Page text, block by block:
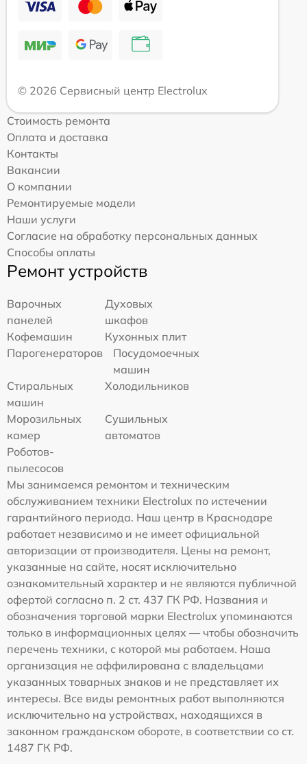
© 2026 Сервисный центр Electrolux
Стоимость ремонта
Оплата и доставка
Контакты
Вакансии
О компании
Ремонтируемые модели
Наши услуги
Согласие на обработку персональных данных
Способы оплаты
Ремонт устройств
Варочных
панелей
Духовых
шкафов
Кофемашин
Кухонных плит
Парогенераторов
Посудомоечных
машин
Стиральных
машин
Холодильников
Морозильных
камер
Сушильных
автоматов
Роботов-
пылесосов
Мы занимаемся ремонтом и техническим
обслуживанием техники Electrolux по истечении
гарантийного периода. Наш центр в Краснодаре
работает независимо и не имеет официальной
авторизации от производителя. Цены на ремонт,
указанные на сайте, носят исключительно
ознакомительный характер и не являются публичной
офертой согласно п. 2 ст. 437 ГК РФ. Названия и
обозначения торговой марки Electrolux упоминаются
только в информационных целях — чтобы обозначить
перечень техники, с которой мы работаем. Наша
организация не аффилирована с владельцами
указанных товарных знаков и не представляет их
интересы. Все виды ремонтных работ выполняются
исключительно на устройствах, находящихся в
законном гражданском обороте, в соответствии со ст.
1487 ГК РФ.